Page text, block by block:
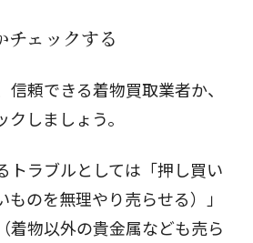
ェックする
頼できる着物買取業者か、
しましょう。
トラブルとしては「押し買い
ものを無理やり売らせる）」
着物以外の貴金属なども売ら